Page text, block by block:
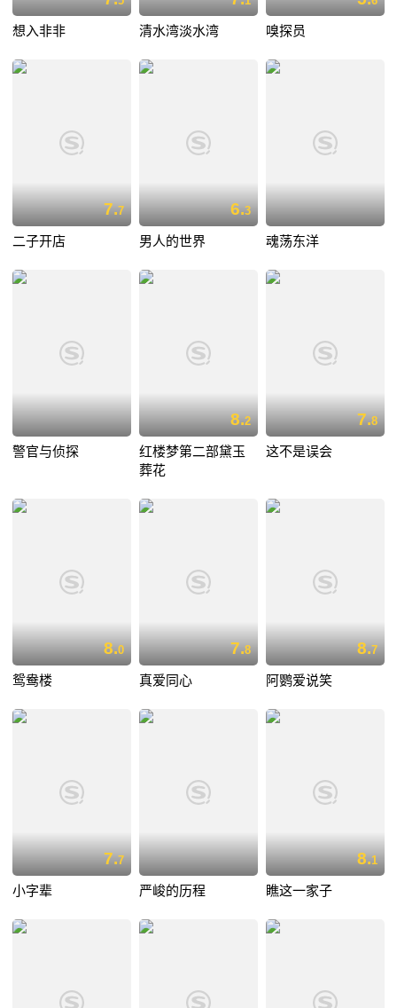
想入非非 清水湾淡水湾 嗅探员
7.7
二子开店
6.3
男人的世界 魂荡东洋
警官与侦探
8.2
红楼梦第二部黛玉
葬花
7.8
这不是误会
8.0
鸳鸯楼
7.8
真爱同心
8.7
阿鹦爱说笑
7.7
小字辈 严峻的历程
8.1
瞧这一家子